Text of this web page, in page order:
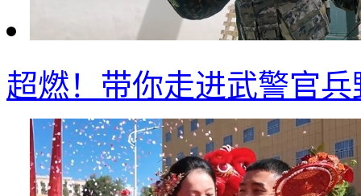
超燃！带你走进武警官